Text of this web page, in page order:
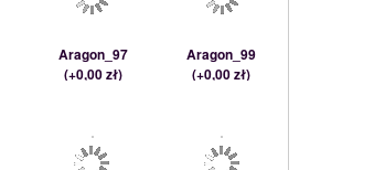
Aragon_97
(+0,00 zł)
Aragon_99
(+0,00 zł)